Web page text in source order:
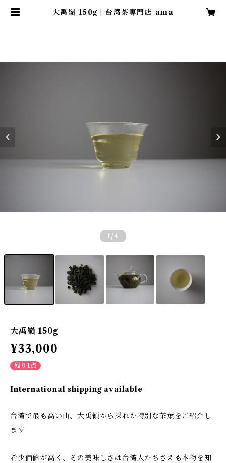
大禹嶺 150g | 台湾茶専門店 ama
1 /4
大禹嶺 150g
¥33,000
残り1点
International shipping available
台湾で最も高い山、大禹領から採れた特別な茶葉をご紹介し
ます
希少価値が高く、その美味しさは台湾人たちさえも本物を知